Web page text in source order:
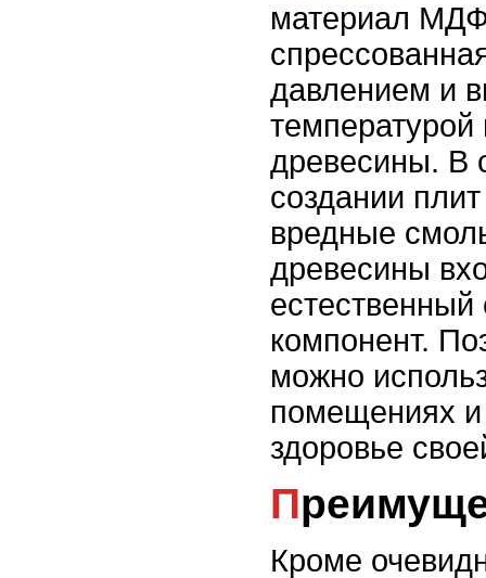
материал
давлением и
температурой
древесины. В
создании
вредные
древесины
компонент.
можно
помещениях и
здоровье
Кроме